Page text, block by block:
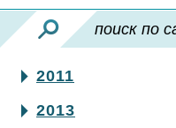
2011
2013